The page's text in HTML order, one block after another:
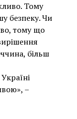
Тому
безпеку. Чи
тому що
більш
–